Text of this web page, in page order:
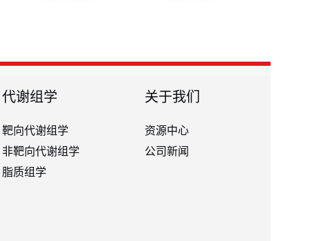
代谢组学
靶向代谢组学
非靶向代谢组学
脂质组学
关于我们
资源中心
公司新闻